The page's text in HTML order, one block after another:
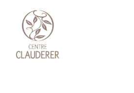
Passer au contenu principal
Passer au pied de page